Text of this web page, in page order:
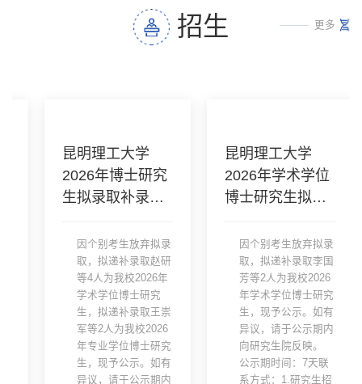
招生 更多
昆明理工大学
2026年博士研究
生拟录取补录名
​因个别考生放弃拟录
取，拟递补录取赵研
等4人为我校2026年
学术学位博士研究
生，拟递补录取王崇
军等2人为我校2026
年专业学位博士研究
生，现予公示。如有
异议，请于公示期内
昆明理工大学
2026年学术学位
博士研究生拟录
​因个别考生放弃拟录
取，拟递补录取李国
芳等2人为我校2026
年学术学位博士研究
生，现予公示。如有
异议，请于公示期内
向研究生院反映。
公示期时间：7天联
系方式：1.研究生招